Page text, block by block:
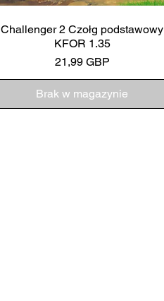
Challenger 2 Czołg podstawowy
KFOR 1.35
Cena
21,99 GBP
Brak w magazynie